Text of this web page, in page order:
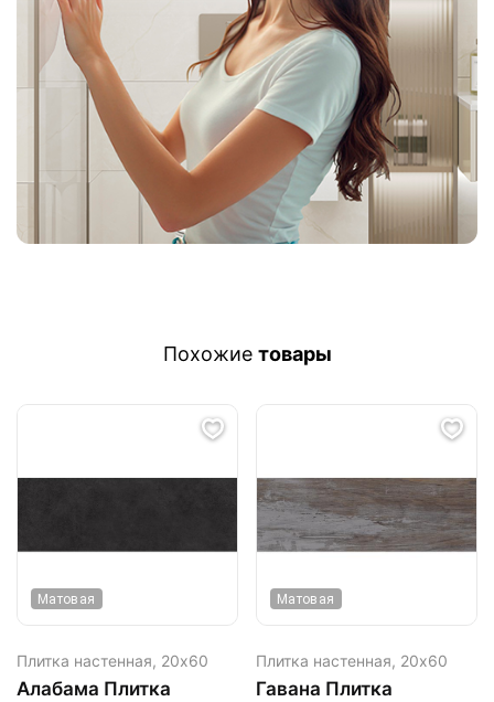
Похожие товары
Матовая
Плитка настенная, 20х60
Алабама Плитка
Матовая
Плитка настенная, 20х60
Гавана Плитка